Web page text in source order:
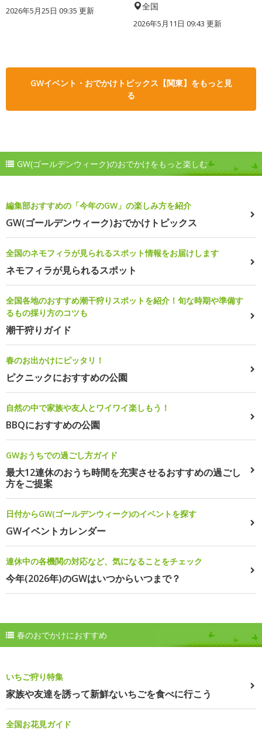
2026年5月25日 09:35 更新 全国
2026年5月11日 09:43 更新
GWイベント・おでかけトピックス【関東】をもっと見
る
GW(ゴールデンウィーク)のおでかけをもっと楽しむ
編集部おすすめの「今年のGW」の楽しみ方を紹介
GW(ゴールデンウィーク)おでかけトピックス
全国のネモフィラが見られるスポット情報をお届けします
ネモフィラが見られるスポット
全国各地のおすすめ潮干狩りスポットを紹介！旬な時期や準備す
るもの採り方のコツも
潮干狩りガイド
春のお出かけにピッタリ！
ピクニックにおすすめの公園
自然の中で家族や友人とワイワイ楽しもう！
BBQにおすすめの公園
GWおうちでの過ごし方ガイド
最大12連休のおうち時間を充実させるおすすめの過ごし
方をご提案
日付からGW(ゴールデンウィーク)のイベントを探す
GWイベントカレンダー
連休中の各機関の対応など、気になることをチェック
今年(2026年)のGWはいつからいつまで？
春のおでかけにおすすめ
いちご狩り特集
家族や友達を誘って新鮮ないちごを食べに行こう
全国お花見ガイド